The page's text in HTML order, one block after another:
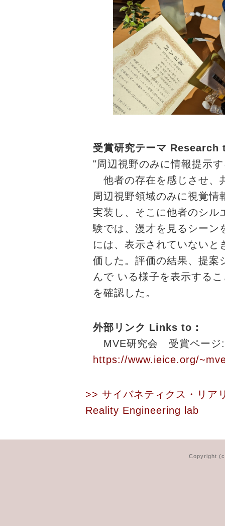
受賞研究テーマ Research
"周辺視野のみに情報提示
他者の存在を感じさせ、
周辺視野領域のみに視覚情
実装し、そこに他者のシル
験では、漫才を見るシーン
には、表示されていないと
価した。評価の結果、提案
んで いる様子を表示する
を確認した。
外部リンク Links to：
MVE研究会 受賞ページ:
https://www.ieice.org/
>> サイバネティクス・リア
Reality Engineering lab
Copyright